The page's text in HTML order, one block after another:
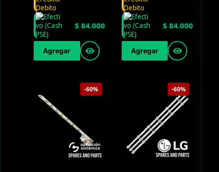
$ 84.000
Agregar
$ 84.000
Agregar
-60% -60%